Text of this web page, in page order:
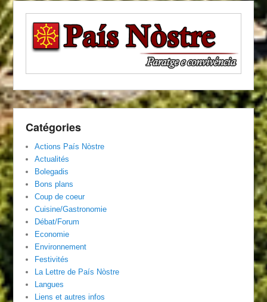
Catégories
Actions País Nòstre
Actualités
Bolegadis
Bons plans
Coup de coeur
Cuisine/Gastronomie
Débat/Forum
Economie
Environnement
Festivités
La Lettre de País Nòstre
Langues
Liens et autres infos